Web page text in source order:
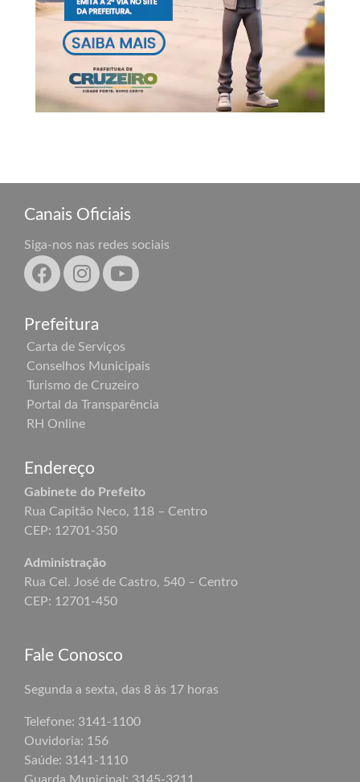
Canais Oficiais
Siga-nos nas redes sociais
Prefeitura
Carta de Serviços
Conselhos Municipais
Turismo de Cruzeiro
Portal da Transparência
RH Online
Endereço
Gabinete do Prefeito
Rua Capitão Neco, 118 – Centro
CEP: 12701-350
Administração
Rua Cel. José de Castro, 540 – Centro
CEP: 12701-450
Fale Conosco
Segunda a sexta, das 8 às 17 horas
Telefone: 3141-1100
Ouvidoria: 156
Saúde: 3141-1110